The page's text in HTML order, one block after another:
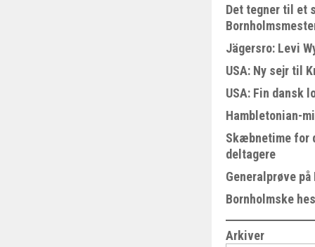
Det tegner til et
Jägersro: Levi
USA: Ny sejr til
USA: Fin dansk
Hambletonian-
Skæbnetime for
deltagere
Generalprøve
Bornholmske
Arkiver